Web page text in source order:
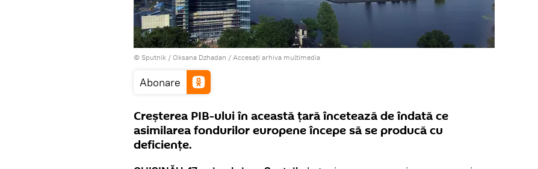
© Sputnik / Oksana Dzhadan / Accesați arhiva multimedia
Abonare
Creșterea PIB-ului în această țară încetează de îndată ce
asimilarea fondurilor europene începe să se producă cu
deficiențe.